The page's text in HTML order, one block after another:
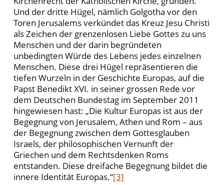
Und der dritte Hügel, nämlich Golgotha vor den
Toren Jerusalems verkündet das Kreuz Jesu Christi
als Zeichen der grenzenlosen Liebe Gottes zu uns
Menschen und der darin begründeten
unbedingten Würde des Lebens jedes einzelnen
Menschen. Diese drei Hügel repräsentieren die
tiefen Wurzeln in der Geschichte Europas, auf die
Papst Benedikt XVI. in seiner grossen Rede vor
dem Deutschen Bundestag im September 2011
hingewiesen hast: „Die Kultur Europas ist aus der
Begegnung von Jerusalem, Athen und Rom – aus
der Begegnung zwischen dem Gottesglauben
Israels, der philosophischen Vernunft der
Griechen und dem Rechtsdenken Roms
entstanden. Diese dreifache Begegnung bildet die
innere Identität Europas.“[3]